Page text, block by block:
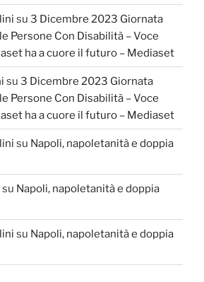
su 3 Dicembre 2023 Giornata
Persone Con Disabilità – Voce
ha a cuore il futuro – Mediaset
su 3 Dicembre 2023 Giornata
Persone Con Disabilità – Voce
ha a cuore il futuro – Mediaset
su Napoli, napoletanità e doppia
su Napoli, napoletanità e doppia
su Napoli, napoletanità e doppia